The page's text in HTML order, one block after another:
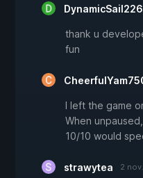
DynamicSail226
thank u
fun
I left the game
When
10/10 would
strawytea 2 nov.